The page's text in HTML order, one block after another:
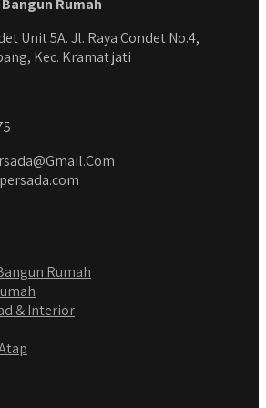
Unit 5A. Jl. Raya Condet No.4,
Kec. Kramat jati
Rumah
& Interior